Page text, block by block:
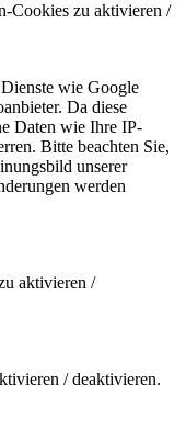
Cookies zu aktivieren /
wie Google
Da diese
Daten wie Ihre IP-
Bitte beachten Sie,
unserer
werden
aktivieren /
/ deaktivieren.